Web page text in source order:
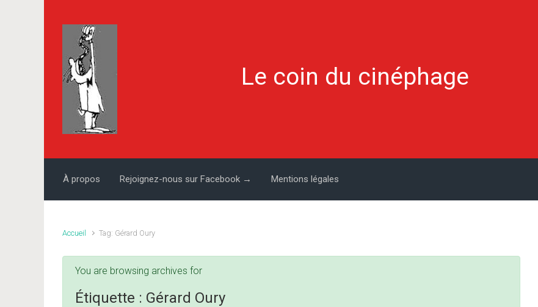
Le coin du cinéphage
À propos Rejoignez-nous sur Facebook → Mentions légales
Accueil Tag: Gérard Oury
You are browsing archives for
Étiquette : Gérard Oury